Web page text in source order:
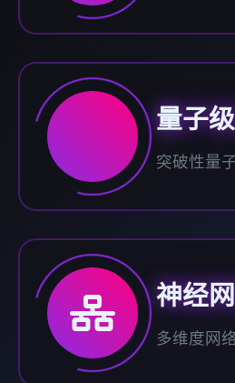
量子
突破性量
神经
多维度网